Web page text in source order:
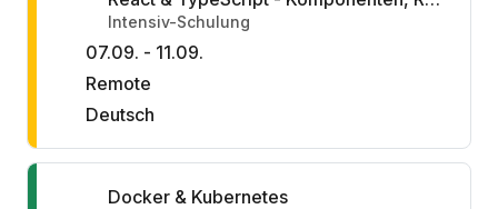
Intensiv-Schulung
07.09. - 11.09.
Remote
Deutsch
Docker & Kubernetes